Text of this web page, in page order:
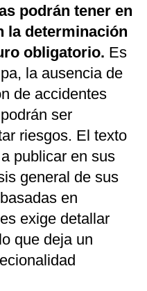
podrán tener en
la determinación
obligatorio. Es
la ausencia de
de accidentes
ser
riesgos. El texto
publicar en sus
general de sus
en
exige detallar
que deja un